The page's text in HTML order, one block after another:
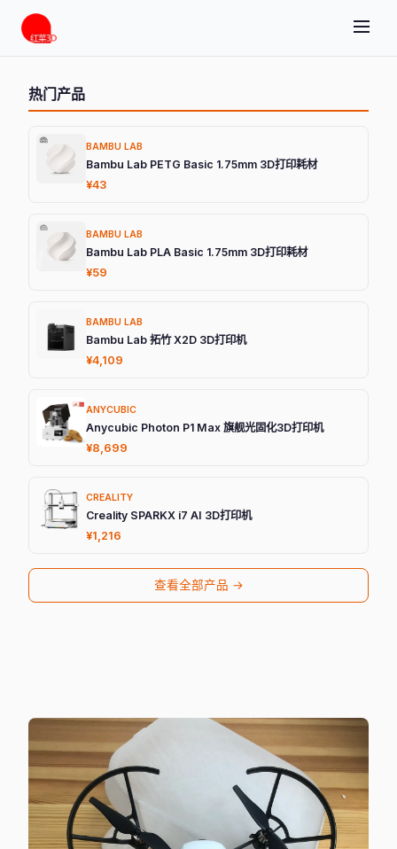
热门产品
BAMBU LAB
Bambu Lab PETG Basic 1.75mm 3D打印耗材
¥43
BAMBU LAB
Bambu Lab PLA Basic 1.75mm 3D打印耗材
¥59
BAMBU LAB
Bambu Lab 拓竹 X2D 3D打印机
¥4,109
ANYCUBIC
Anycubic Photon P1 Max 旗舰光固化3D打印机
¥8,699
CREALITY
Creality SPARKX i7 AI 3D打印机
¥1,216
查看全部产品 →